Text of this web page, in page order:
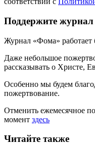
Поддержите
Журнал «Фома» работает
Даже небольшое
рассказывать о Христе,
Особенно мы будем
пожертвование.
Отменить ежемесячное
момент здесь
Читайте также